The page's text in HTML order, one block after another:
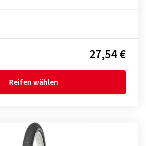
27,54 €
Reifen wählen